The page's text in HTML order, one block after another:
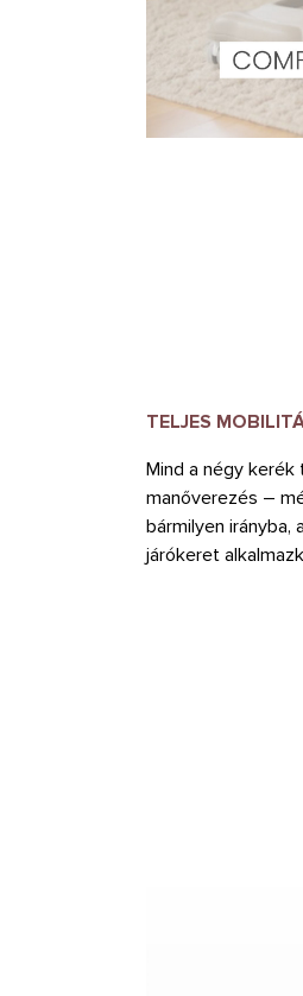
TELJES
Mind a négy
manőverezés –
bármilyen irányba,
járókeret